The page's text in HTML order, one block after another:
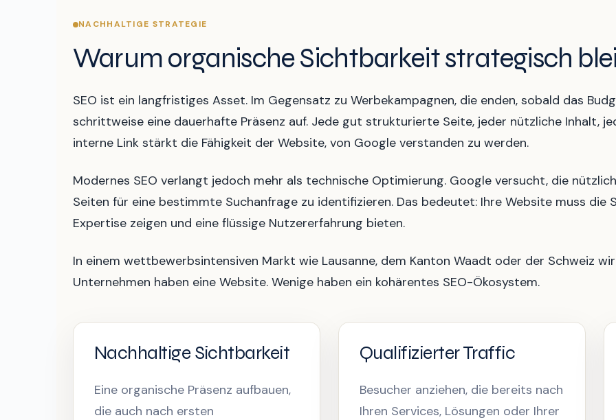
NACHHALTIGE STRATEGIE
Warum organische Sichtbarkeit strategisch
SEO ist ein langfristiges Asset. Im Gegensatz zu Werbekampagnen, die enden, sobald das
schrittweise eine dauerhafte Präsenz auf. Jede gut strukturierte Seite, jeder nützliche Inhalt,
interne Link stärkt die Fähigkeit der Website, von Google verstanden zu werden.
Modernes SEO verlangt jedoch mehr als technische Optimierung. Google versucht, die
Seiten für eine bestimmte Suchanfrage zu identifizieren. Das bedeutet: Ihre Website muss
Expertise zeigen und eine flüssige Nutzererfahrung bieten.
In einem wettbewerbsintensiven Markt wie Lausanne, dem Kanton Waadt oder der Schweiz
Unternehmen haben eine Website. Wenige haben ein kohärentes SEO-Ökosystem.
Nachhaltige Sichtbarkeit
Eine organische Präsenz aufbauen,
die auch nach ersten
Qualifizierter Traffic
Besucher anziehen, die bereits nach
Ihren Services, Lösungen oder Ihrer